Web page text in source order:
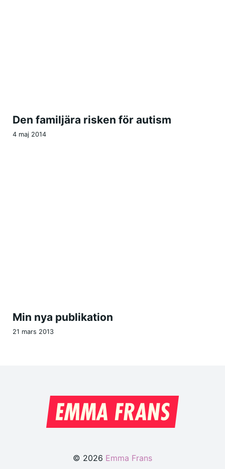
Den familjära risken för autism
4 maj 2014
Min nya publikation
21 mars 2013
© 2026 Emma Frans